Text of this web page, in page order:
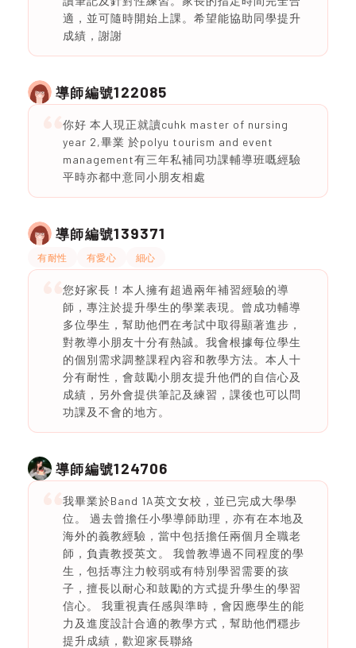
適，並可隨時開始上課。希望能協助同學提升
成績，謝謝
導師編號122085
你好 本人現正就讀cuhk master of nursing
year 2,畢業 於polyu tourism and event
management有三年私補同功課輔導班嘅經驗
平時亦都中意同小朋友相處
導師編號139371
有耐性 有愛心 細心
您好家長！本人擁有超過兩年補習經驗的導
師，專注於提升學生的學業表現。曾成功輔導
多位學生，幫助他們在考試中取得顯著進步，
對教導小朋友十分有熱誠。我會根據每位學生
的個別需求調整課程內容和教學方法。本人十
分有耐性，會鼓勵小朋友提升他們的自信心及
成績，另外會提供筆記及練習，課後也可以問
功課及不會的地方。
導師編號124706
我畢業於Band 1A英文女校，並已完成大學學
位。 過去曾擔任小學導師助理，亦有在本地及
海外的義教經驗，當中包括擔任兩個月全職老
師，負責教授英文。 我曾教導過不同程度的學
生，包括專注力較弱或有特別學習需要的孩
子，擅長以耐心和鼓勵的方式提升學生的學習
信心。 我重視責任感與準時，會因應學生的能
力及進度設計合適的教學方式，幫助他們穩步
提升成績，歡迎家長聯絡